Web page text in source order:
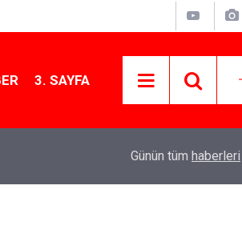
3. SAYFA
Kırıkkale’de hayvan
Günün tüm haberleri